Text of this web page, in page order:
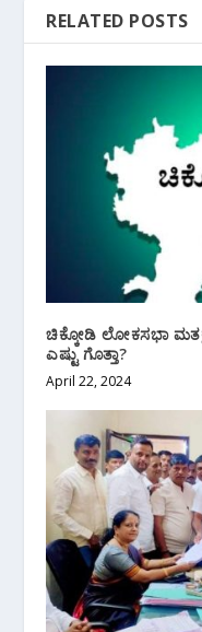
RELATED POSTS
ಚಿಕ್ಕೋಡಿ ಲೋಕಸಭಾ
ಎಷ್ಟು ಗೊತ್ತಾ?
April 22, 2024